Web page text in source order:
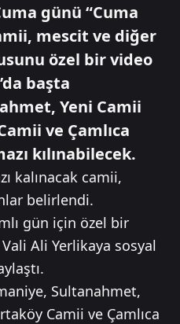
günü “Cuma
mescit ve diğer
özel bir video
başta
Yeni Camii
ve Çamlıca
kılınabilecek.
kalınacak camii,
belirlendi.
gün için özel bir
Ali Yerlikaya sosyal
Sultanahmet,
Camii ve Çamlıca